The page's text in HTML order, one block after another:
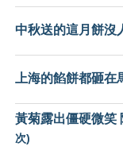
中秋送的這月餅沒
上海的餡餅都砸
黃菊露出僵硬微笑
次)